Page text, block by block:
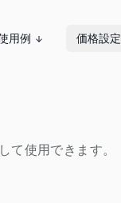
用例 価格設定
使用できます。